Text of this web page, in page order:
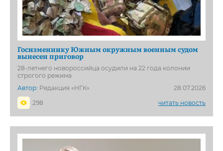
Госизменнику Южным окружным военным судом
вынесен приговор
28-летнего новороссийца осудили на 22 года колонии
строгого режима
Автор: Редакция «НГК»
28.07.2026
298
читать новость